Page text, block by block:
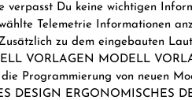
Du keine wichtigen
Telemetrie Informationen
zu dem eingebauten
VORLAGEN MODELL
Programmierung von neuen
DESIGN ERGONOMISCHES